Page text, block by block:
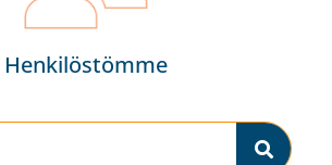
Henkilöstömme